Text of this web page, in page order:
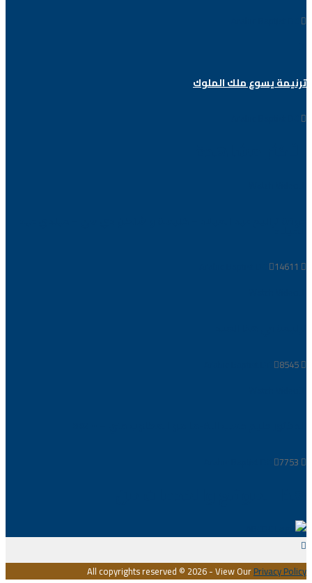
ترنيمة يسوع ملك الملوك
14611
8545
7753
All copyrights reserved © 2026 - View OurPrivacy Policy